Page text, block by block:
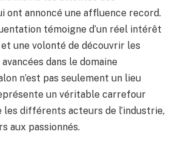
ont annoncé une affluence record.
témoigne d’un réel intérêt
et une volonté de découvrir les
dans le domaine
n’est pas seulement un lieu
un véritable carrefour
les différents acteurs de l’industrie,
aux passionnés.